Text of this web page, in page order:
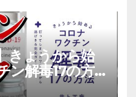
きょうから始
ン解毒17の方